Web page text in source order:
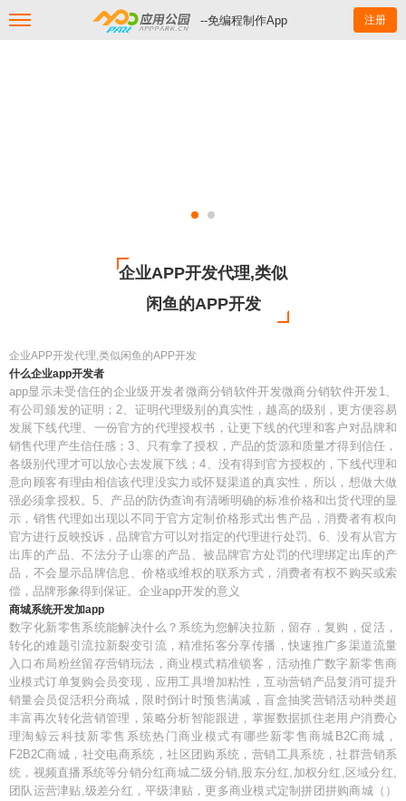
--免编程制作App 注册
企业APP开发代理,类似
闲鱼的APP开发
企业APP开发代理,类似闲鱼的APP开发
什么企业app开发者
app显示未受信任的企业级开发者微商分销软件开发微商分销软件开发1、
有公司颁发的证明；2、证明代理级别的真实性，越高的级别，更方便容易
发展下线代理、一份官方的代理授权书，让更下线的代理和客户对品牌和
销售代理产生信任感；3、只有拿了授权，产品的货源和质量才得到信任，
各级别代理才可以放心去发展下线；4、没有得到官方授权的，下线代理和
意向顾客有理由相信该代理没实力或怀疑渠道的真实性，所以，想做大做
强必须拿授权。5、产品的防伪查询有清晰明确的标准价格和出货代理的显
示，销售代理如出现以不同于官方定制价格形式出售产品，消费者有权向
官方进行反映投诉，品牌官方可以对指定的代理进行处罚。6、没有从官方
出库的产品、不法分子山寨的产品、被品牌官方处罚的代理绑定出库的产
品，不会显示品牌信息、价格或维权的联系方式，消费者有权不购买或索
偿，品牌形象得到保证。企业app开发的意义
商城系统开发加app
数字化新零售系统能解决什么？系统为您解决拉新，留存，复购，促活，
转化的难题引流拉新裂变引流，精准拓客分享传播，快速推广多渠道流量
入口布局粉丝留存营销玩法，商业模式精准锁客，活动推广数字新零售商
业模式订单复购会员变现，应用工具增加粘性，互动营销产品复消可提升
销量会员促活积分商城，限时倒计时预售满减，盲盒抽奖营销活动种类超
丰富再次转化营销管理，策略分析智能跟进，掌握数据抓住老用户消费心
理淘鲸云科技新零售系统热门商业模式有哪些新零售商城B2C商城，
F2B2C商城，社交电商系统，社区团购系统，营销工具系统，社群营销系
统，视频直播系统等分销分红商城二级分销,股东分红,加权分红,区域分红,
团队运营津贴,级差分红，平级津贴，更多商业模式定制拼团拼购商城（）